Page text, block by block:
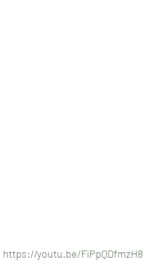
https://youtu.be/FiPpQDfmzH8